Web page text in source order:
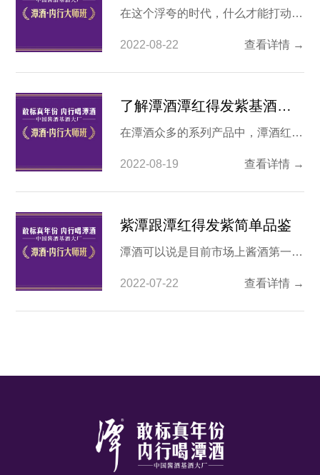
那么潭酒得发紫到底怎么样？ 潭酒
的中嫡系产品，在红潭之
在这个浮夸的时代，什么才能打动消
酒的消费市场中，有这样一“特立独
行”的存在，那就是潭酒。作为国内
业，潭酒打出的广告宣传语是“敢标
真年份，内行喝潭酒”，那么在潭酒
2022-08-22 查看详情 →
了解潭酒潭红得发紫基酒年份
在潭酒众多的系列产品中，潭酒红得
殊之处有三，一是位于红潭和紫潭之
间，价位在400元左右。二是口味也
衡。三是名称也起的很有特点，潭酒
红得发紫名称响亮，又颇具寓意，因
很多喜欢喝酒之人都知道基
2022-08-19 查看详情 →
紫潭跟潭红得发紫简单品鉴
潭酒可以说是目前市场上酱酒第一梯
也给人们留下了不同的印象，很多酒
友经常拿潭酒的不同款式做对比。像
2022-07-22 查看详情 →